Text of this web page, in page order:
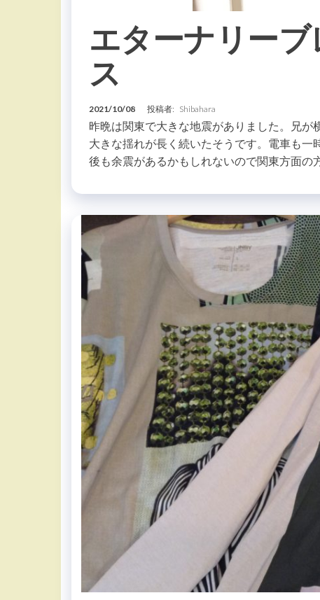
エターナリー
ス
2021/10/08 投稿者: Shibahara
昨晩は関東で大きな地震がありました。兄が
大きな揺れが長く続いたそうです。電車も
後も余震があるかもしれないので関東方面の